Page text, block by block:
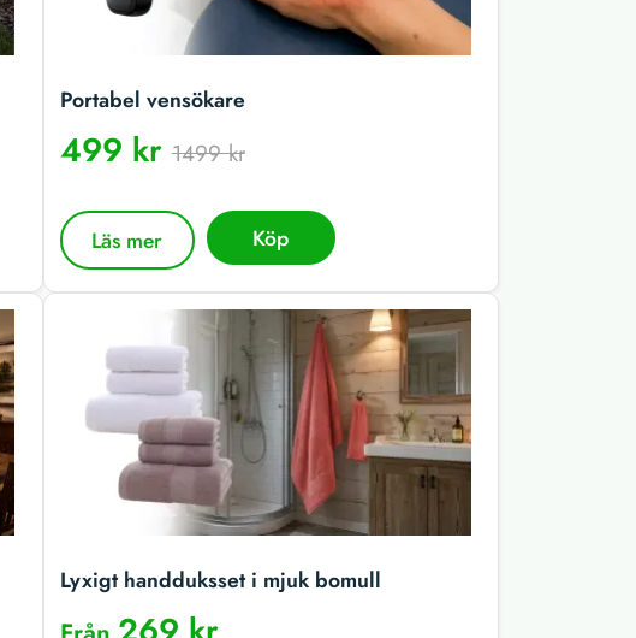
Portabel vensökare
499 kr1499 kr
Läs mer Köp
Lyxigt handduksset i mjuk bomull